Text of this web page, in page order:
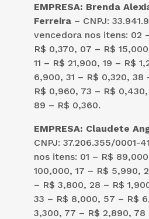
EMPRESA: Brenda
Ferreira – CNPJ:
vencedora nos itens: 02
R$ 0,370, 07 – R$
11 – R$ 21,900, 19 – R$
6,900, 31 – R$ 0,320, 38
R$ 0,960, 73 – R$
89 – R$ 0,360.
EMPRESA: Claudete
CNPJ: 37.206.355/0001-
nos itens: 01 – R$
100,000, 17 – R$ 5,990,
– R$ 3,800, 28 – R$
33 – R$ 8,000, 57 – R$
3,300, 77 – R$ 2,890,